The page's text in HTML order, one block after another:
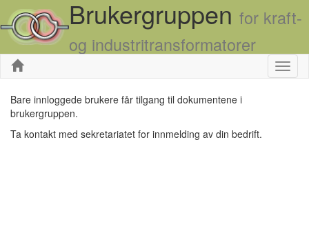
Brukergruppen for kraft-
og industritransformatorer
Skjul
Bare innloggede brukere får tilgang til dokumentene i
brukergruppen.
Ta kontakt med sekretariatet for innmelding av din bedrift.